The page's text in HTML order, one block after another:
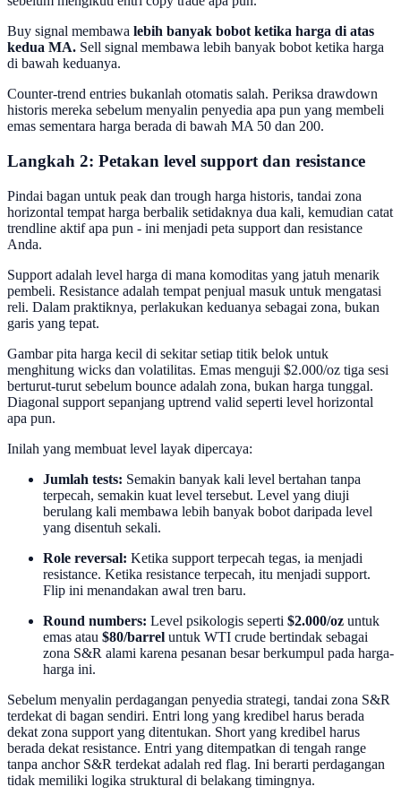
Buy signal membawa lebih banyak bobot ketika harga di atas
kedua MA. Sell signal membawa lebih banyak bobot ketika harga
di bawah keduanya.
Counter-trend entries bukanlah otomatis salah. Periksa drawdown
historis mereka sebelum menyalin penyedia apa pun yang membeli
emas sementara harga berada di bawah MA 50 dan 200.
Langkah 2: Petakan level support dan resistance
Pindai bagan untuk peak dan trough harga historis, tandai zona
horizontal tempat harga berbalik setidaknya dua kali, kemudian catat
trendline aktif apa pun - ini menjadi peta support dan resistance
Anda.
Support adalah level harga di mana komoditas yang jatuh menarik
pembeli. Resistance adalah tempat penjual masuk untuk mengatasi
reli. Dalam praktiknya, perlakukan keduanya sebagai zona, bukan
garis yang tepat.
Gambar pita harga kecil di sekitar setiap titik belok untuk
menghitung wicks dan volatilitas. Emas menguji $2.000/oz tiga sesi
berturut-turut sebelum bounce adalah zona, bukan harga tunggal.
Diagonal support sepanjang uptrend valid seperti level horizontal
apa pun.
Inilah yang membuat level layak dipercaya:
Jumlah tests: Semakin banyak kali level bertahan tanpa
terpecah, semakin kuat level tersebut. Level yang diuji
berulang kali membawa lebih banyak bobot daripada level
yang disentuh sekali.
Role reversal: Ketika support terpecah tegas, ia menjadi
resistance. Ketika resistance terpecah, itu menjadi support.
Flip ini menandakan awal tren baru.
Round numbers: Level psikologis seperti $2.000/oz untuk
emas atau $80/barrel untuk WTI crude bertindak sebagai
zona S&R alami karena pesanan besar berkumpul pada harga-
harga ini.
Sebelum menyalin perdagangan penyedia strategi, tandai zona S&R
terdekat di bagan sendiri. Entri long yang kredibel harus berada
dekat zona support yang ditentukan. Short yang kredibel harus
berada dekat resistance. Entri yang ditempatkan di tengah range
tanpa anchor S&R terdekat adalah red flag. Ini berarti perdagangan
tidak memiliki logika struktural di belakang timingnya.